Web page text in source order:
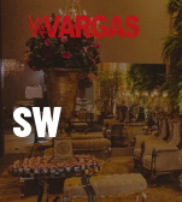
Skip
main
content
SW